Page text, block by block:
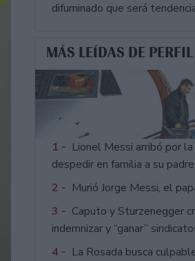
difuminado que será
MÁS LEÍDAS DE PERFIL
1 - Lionel Messi arribó por
despedir en familia a su
2 - Murió Jorge Messi, el
3 - Caputo y Sturzenegger
indemnizar y “ganar”
4 - La Rosada busca